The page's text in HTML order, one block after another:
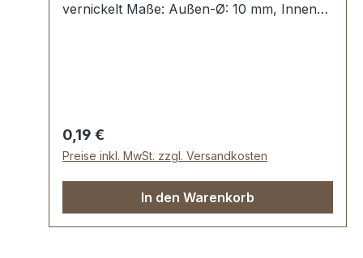
vernickelt Maße: Außen-Ø: 10 mm, Innen-
Regulärer Preis:
0,19 €
Preise inkl. MwSt. zzgl. Versandkosten
In den Warenkorb